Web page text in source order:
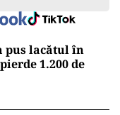
pus lacătul în
1.200 de